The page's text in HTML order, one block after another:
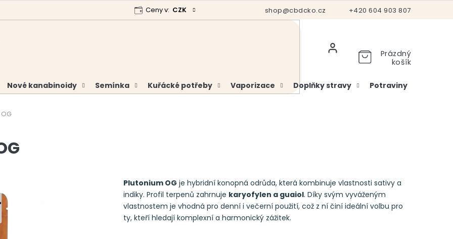
+420 604 903 807
shop@cbdcko.cz
Analýzy a certifikáty Hodnocení obchodu Vrácení a reklamace
Ceny v: CZK
Prázdný
košík
Nové kanabinoidy Semínka Kuřácké potřeby Vaporizace Doplňky stravy Potraviny
Plutonium OG je hybridní konopná odrůda, která kombinuje vlastnosti sativy a
indiky. Profil terpenů zahrnuje karyofylen a guaiol. Díky svým vyváženým
vlastnostem je vhodná pro denní i večerní použití, což z ní činí ideální volbu pro
ty, kteří hledají komplexní a harmonický zážitek.